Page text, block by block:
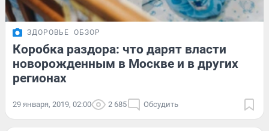
ЗДОРОВЬЕ ОБЗОР
Коробка раздора: что дарят власти
новорожденным в Москве и в других
регионах
29 января, 2019, 02:00 2 685 Обсудить